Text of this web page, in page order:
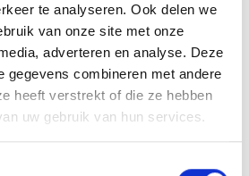
te analyseren. Ook delen we
van onze site met onze
adverteren en analyse. Deze
gegevens combineren met andere
heeft verstrekt of die ze hebben
uw gebruik van hun services.